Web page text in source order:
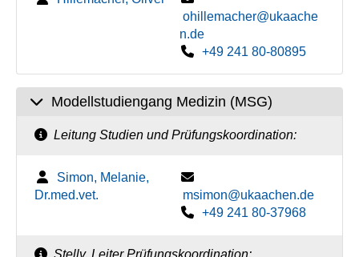
ohillemacher@ukaache
n.de
+49 241 80-80895
Modellstudiengang Medizin (MSG)
Leitung Studien und Prüfungskoordination:
Simon, Melanie,
Dr.med.vet.
msimon@ukaachen.de
+49 241 80-37968